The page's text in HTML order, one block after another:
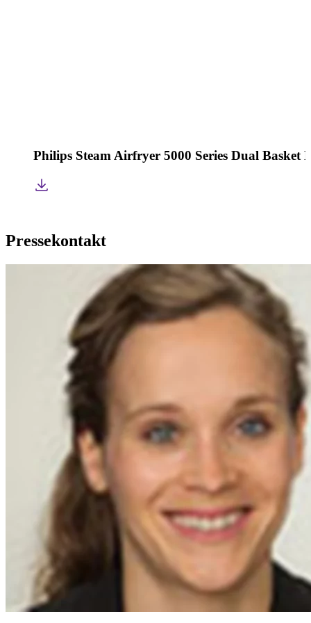
Philips Steam Airfryer 5000 Series Dual Basket
Pressekontakt